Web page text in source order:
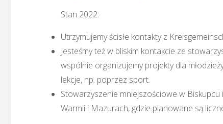
Stan 2022:
Utrzymujemy ścisłe kontakty z
Jesteśmy też w bliskim kontakcie ze
wspólnie organizujemy projekty dla
lekcje, np. poprzez sport.
Stowarzyszenie mniejszościowe w
Warmii i Mazurach, gdzie planowane są